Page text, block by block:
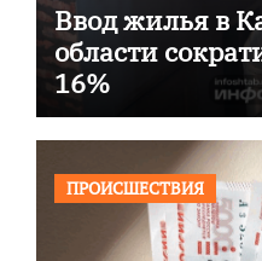
Ввод жилья в
области
16%
ПРОИСШЕСТВИЯ